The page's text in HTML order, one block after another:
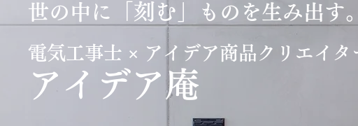
世の中に
「刻む」 ものを生み出す。
電気工事士 × アイデア商品クリエイタ
​アイデア庵